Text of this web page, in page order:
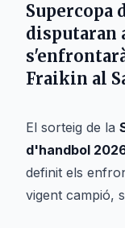
Supercopa
disputaran
Fraikin al
El sorteig de la
d'handbol
definit els
vigent campió,